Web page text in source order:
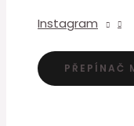
Instagram
PŘEPÍNAČ